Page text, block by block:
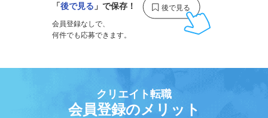
「後で見る 」で保存！
会員登録なしで、
何件でも応募できます。
クリエイト転職
会員登録のメリット